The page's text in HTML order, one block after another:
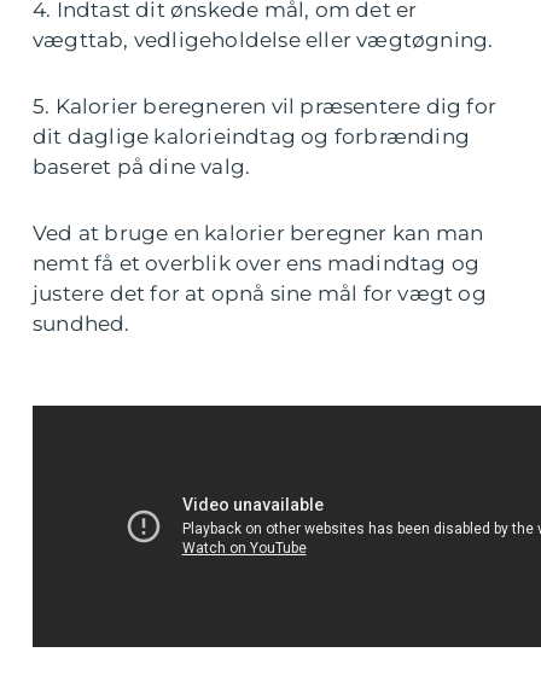
4. Indtast dit ønskede mål, om det er
vægttab, vedligeholdelse eller vægtøgning.
5. Kalorier beregneren vil præsentere dig for
dit daglige kalorieindtag og forbrænding
baseret på dine valg.
Ved at bruge en kalorier beregner kan man
nemt få et overblik over ens madindtag og
justere det for at opnå sine mål for vægt og
sundhed.